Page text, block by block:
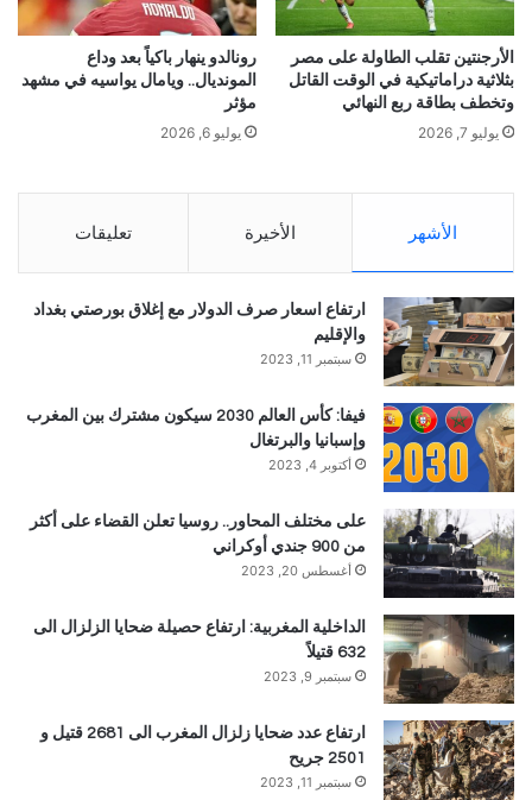
الأرجنتين تقلب الطاولة على مصر
بثلاثية دراماتيكية في الوقت القاتل
وتخطف بطاقة ربع النهائي
يوليو 7, 2026
رونالدو ينهار باكياً بعد وداع
المونديال.. ويامال يواسيه في مشهد
مؤثر
يوليو 6, 2026
الأشهر الأخيرة تعليقات
ارتفاع اسعار صرف الدولار مع إغلاق بورصتي بغداد
والإقليم
سبتمبر 11, 2023
فيفا: كأس العالم 2030 سيكون مشترك بين المغرب
وإسبانيا والبرتغال
أكتوبر 4, 2023
على مختلف المحاور.. روسيا تعلن القضاء على أكثر
من 900 جندي أوكراني
أغسطس 20, 2023
الداخلية المغربية: ارتفاع حصيلة ضحايا الزلزال الى
632 قتيلاً
سبتمبر 9, 2023
ارتفاع عدد ضحايا زلزال المغرب الى 2681 قتيل و
2501 جريح
سبتمبر 11, 2023